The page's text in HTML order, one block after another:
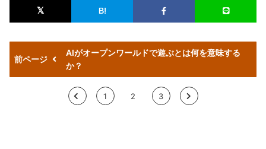
前ページ
AIがオープンワールドで遊ぶとは何を意味する
か？
< 1 2 3 >